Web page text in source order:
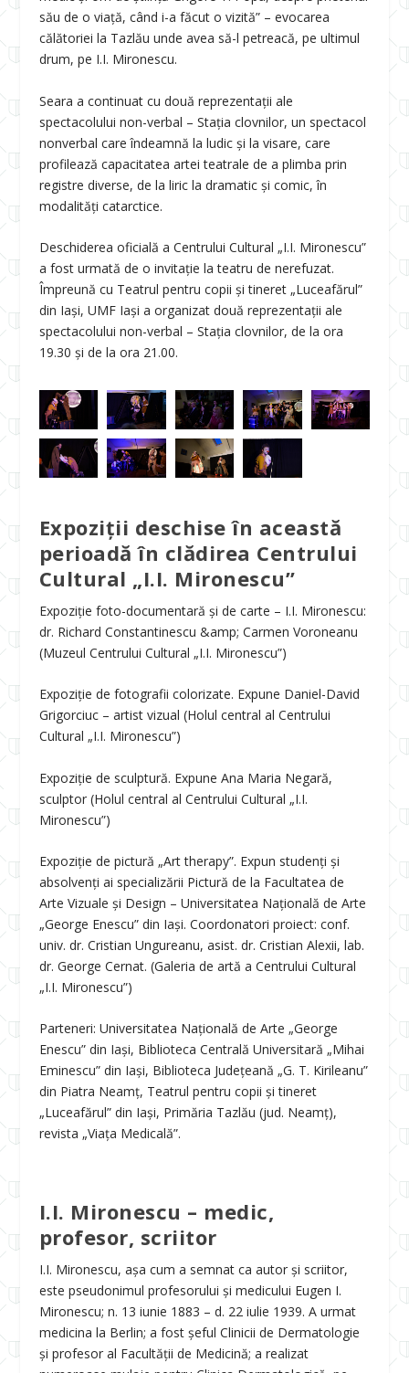
său de o viață, când i-a făcut o vizită” – evocarea
călătoriei la Tazlău unde avea să-l petreacă, pe ultimul
drum, pe I.I. Mironescu.
Seara a continuat cu două reprezentații ale
spectacolului non-verbal – Stația clovnilor, un spectacol
nonverbal care îndeamnă la ludic și la visare, care
profilează capacitatea artei teatrale de a plimba prin
registre diverse, de la liric la dramatic și comic, în
modalități catarctice.
Deschiderea oficială a Centrului Cultural „I.I. Mironescu”
a fost urmată de o invitație la teatru de nerefuzat.
Împreună cu Teatrul pentru copii și tineret „Luceafărul”
din Iași, UMF Iași a organizat două reprezentații ale
spectacolului non-verbal – Stația clovnilor, de la ora
19.30 și de la ora 21.00.
Expoziții deschise în această
perioadă în clădirea Centrului
Cultural „I.I. Mironescu”
Expoziție foto-documentară și de carte – I.I. Mironescu:
dr. Richard Constantinescu &amp; Carmen Voroneanu
(Muzeul Centrului Cultural „I.I. Mironescu”)
Expoziție de fotografii colorizate. Expune Daniel-David
Grigorciuc – artist vizual (Holul central al Centrului
Cultural „I.I. Mironescu”)
Expoziție de sculptură. Expune Ana Maria Negară,
sculptor (Holul central al Centrului Cultural „I.I.
Mironescu”)
Expoziție de pictură „Art therapy”. Expun studenți și
absolvenți ai specializării Pictură de la Facultatea de
Arte Vizuale și Design – Universitatea Națională de Arte
„George Enescu” din Iași. Coordonatori proiect: conf.
univ. dr. Cristian Ungureanu, asist. dr. Cristian Alexii, lab.
dr. George Cernat. (Galeria de artă a Centrului Cultural
„I.I. Mironescu”)
Parteneri: Universitatea Națională de Arte „George
Enescu” din Iași, Biblioteca Centrală Universitară „Mihai
Eminescu” din Iași, Biblioteca Județeană „G. T. Kirileanu”
din Piatra Neamț, Teatrul pentru copii și tineret
„Luceafărul” din Iași, Primăria Tazlău (jud. Neamț),
revista „Viața Medicală”.
I.I. Mironescu – medic,
profesor, scriitor
I.I. Mironescu, așa cum a semnat ca autor și scriitor,
este pseudonimul profesorului și medicului Eugen I.
Mironescu; n. 13 iunie 1883 – d. 22 iulie 1939. A urmat
medicina la Berlin; a fost șeful Clinicii de Dermatologie
și profesor al Facultăţii de Medicină; a realizat